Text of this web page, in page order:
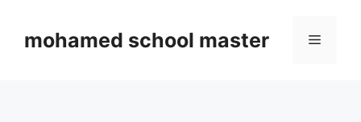
contentmohamed school master Menu